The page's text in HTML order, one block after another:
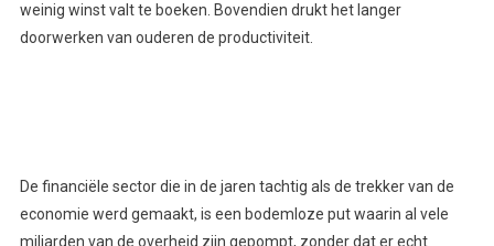
weinig winst valt te boeken. Bovendien drukt het langer
doorwerken van ouderen de productiviteit.
De financiële sector die in de jaren tachtig als de trekker van de
economie werd gemaakt, is een bodemloze put waarin al vele
miljarden van de overheid zijn gepompt, zonder dat er echt